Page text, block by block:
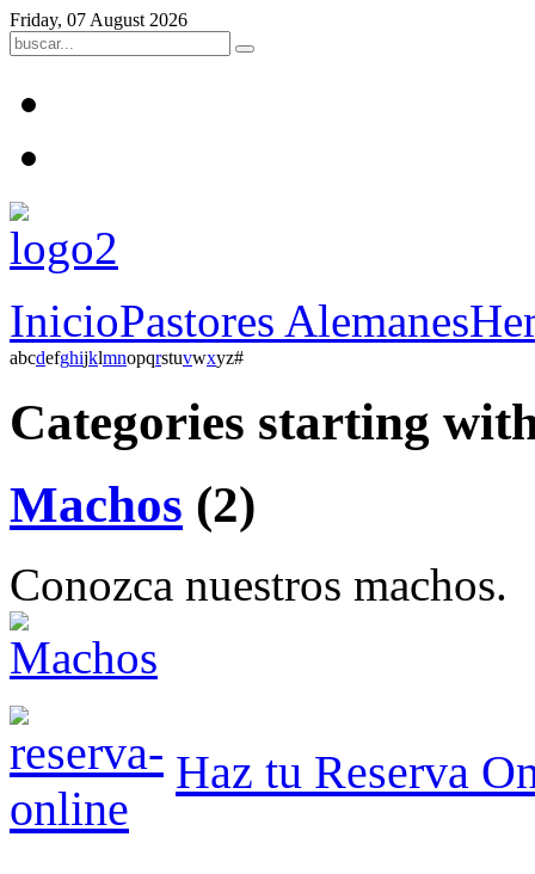
Friday, 07 August 2026
InicioPastores Alemanes
abcdefghijklmnopqrstuvwxyz#
Categories starting
Machos (2)
Conozca nuestros machos.
Haz tu Reserva